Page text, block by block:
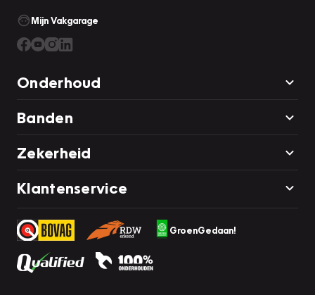
Mijn Vakgarage
Onderhoud
Banden
Zekerheid
Klantenservice
GroenGedaan!